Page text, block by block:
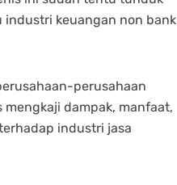
keuangan non bank
perusahaan
dampak, manfaat,
industri jasa